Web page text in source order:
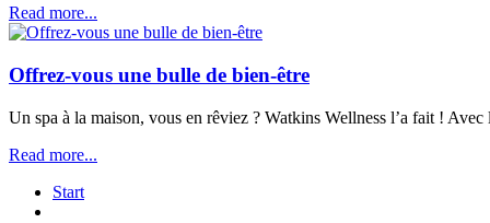
Read more...
Offrez-vous une bulle de bien-être
Un spa à la maison, vous en rêviez ? Watkins Wellness l’a fait !
Read more...
Start